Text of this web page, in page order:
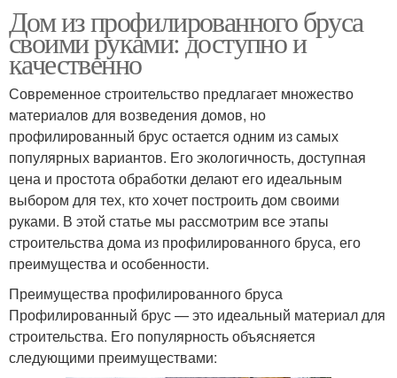
Дом из профилированного бруса
своими руками: доступно и
качественно
Современное строительство предлагает множество
материалов для возведения домов, но
профилированный брус остается одним из самых
популярных вариантов. Его экологичность, доступная
цена и простота обработки делают его идеальным
выбором для тех, кто хочет построить дом своими
руками. В этой статье мы рассмотрим все этапы
строительства дома из профилированного бруса, его
преимущества и особенности.
Преимущества профилированного бруса
Профилированный брус — это идеальный материал для
строительства. Его популярность объясняется
следующими преимуществами: